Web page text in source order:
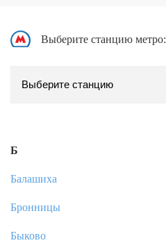
Выберите станцию метро:
Б
Балашиха
Бронницы
Быково